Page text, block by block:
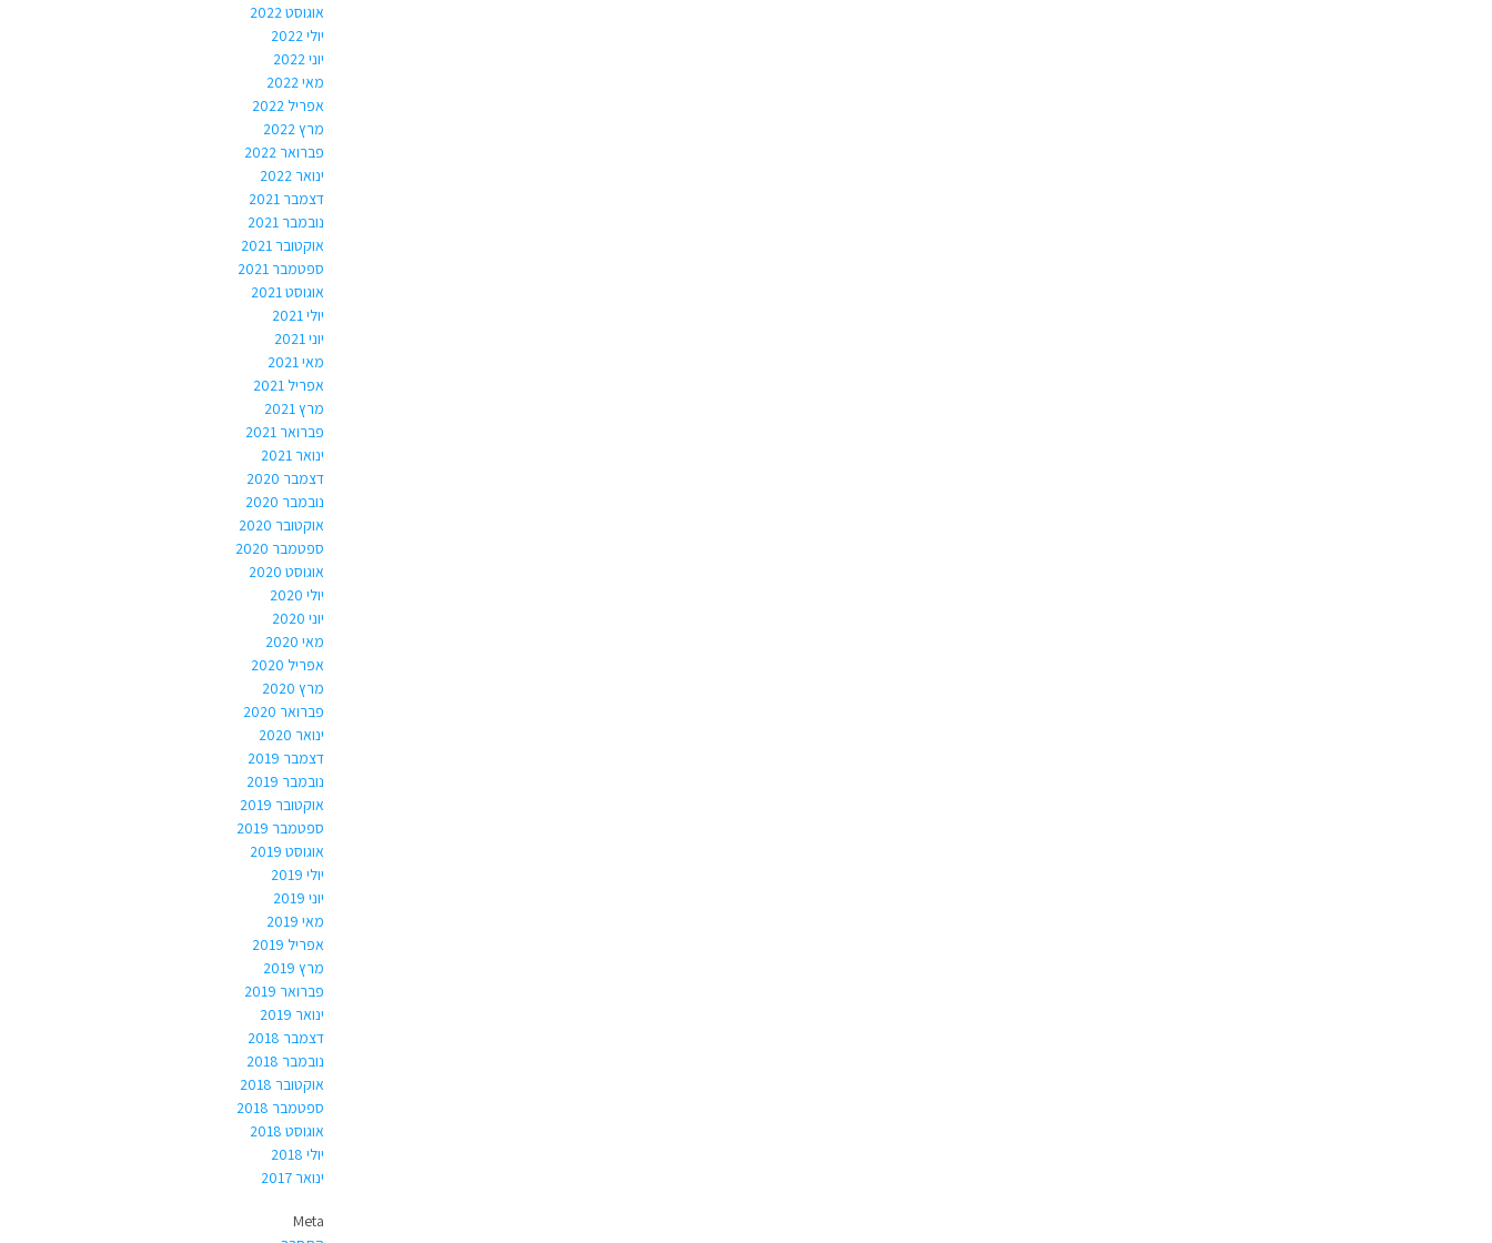
אוגוסט 2022
יולי 2022
יוני 2022
מאי 2022
אפריל 2022
מרץ 2022
פברואר 2022
ינואר 2022
דצמבר 2021
נובמבר 2021
אוקטובר 2021
ספטמבר 2021
אוגוסט 2021
יולי 2021
יוני 2021
מאי 2021
אפריל 2021
מרץ 2021
פברואר 2021
ינואר 2021
דצמבר 2020
נובמבר 2020
אוקטובר 2020
ספטמבר 2020
אוגוסט 2020
יולי 2020
יוני 2020
מאי 2020
אפריל 2020
מרץ 2020
פברואר 2020
ינואר 2020
דצמבר 2019
נובמבר 2019
אוקטובר 2019
ספטמבר 2019
אוגוסט 2019
יולי 2019
יוני 2019
מאי 2019
אפריל 2019
מרץ 2019
פברואר 2019
ינואר 2019
דצמבר 2018
נובמבר 2018
אוקטובר 2018
ספטמבר 2018
אוגוסט 2018
יולי 2018
ינואר 2017
Meta